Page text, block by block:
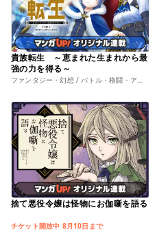
貴族転生 ～恵まれた生まれから最
強の力を得る～
ファンタジー・幻想 / バトル・格闘・アクション
捨て悪役令嬢は怪物にお伽噺を語る
チケット開放中 8月10日まで